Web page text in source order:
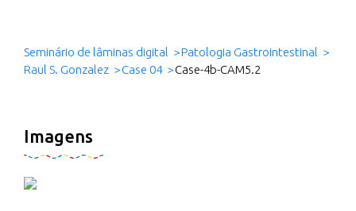
Seminário de lâminas digital
Patologia Gastrointestinal
Raul S. Gonzalez
Case 04 Case-4b-CAM5.2
Imagens